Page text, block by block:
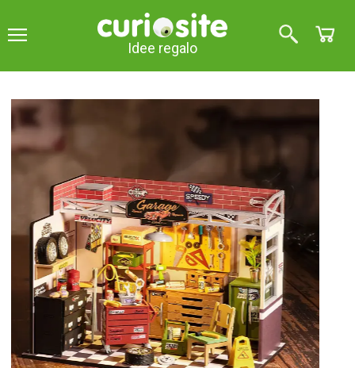
Idee regalo
Ricco di dettagli sorprendenti
Modello auto-assemblato di
officina meccanica
5su 5 (2opinioni)
Gli appassionati di automobilismo si divertiranno ad
allestire la propria officina meccanica in miniatura,